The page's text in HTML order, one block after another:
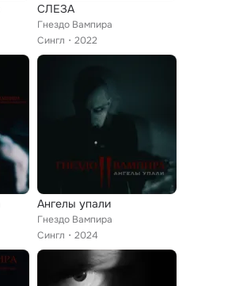
СЛЕЗА
Гнездо Вампира
Сингл
2022
Ангелы упали
Гнездо Вампира
Сингл
2024